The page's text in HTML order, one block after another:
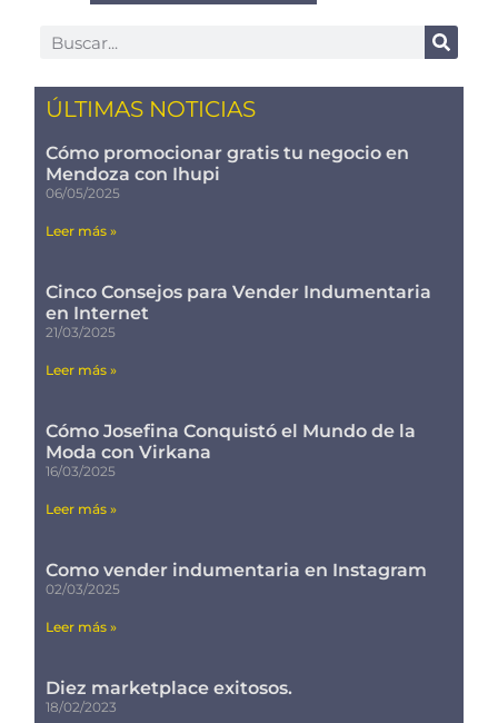
ÚLTIMAS NOTICIAS
Cómo promocionar gratis tu negocio en
Mendoza con Ihupi
06/05/2025
Leer más »
Cinco Consejos para Vender Indumentaria
en Internet
21/03/2025
Leer más »
Cómo Josefina Conquistó el Mundo de la
Moda con Virkana
16/03/2025
Leer más »
Como vender indumentaria en Instagram
02/03/2025
Leer más »
Diez marketplace exitosos.
18/02/2023